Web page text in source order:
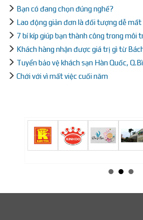
Bạn có đang chọn đúng nghề?
Lao động giản đơn là đối tượng dễ mất
7 bí kíp giúp bạn thành công trong môi
Khách hàng nhận được giá trị gì từ
Tuyển bảo vệ khách sạn Hàn Quốc,
Chới với vì mất việc cuối năm